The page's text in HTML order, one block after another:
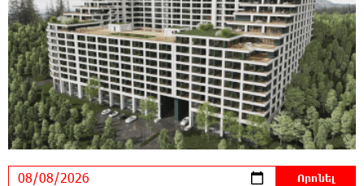
21:26:16 7-08-2026
Ստեփանավանում ռուս կին է փորձել
ինքնասպան լինել
21:08:37 7-08-2026
ԵԱՏՄ֊ն չի ուզում, որ իր միջոցներով
զարգանա Հայաստանի տնտեսությունը ու
հետո գնա ԵՄ. Արշակ Կարապետյան